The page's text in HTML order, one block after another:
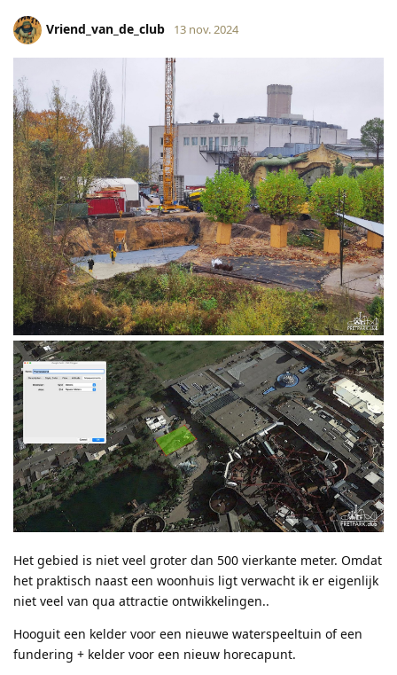
Vriend_van_de_club 13 nov. 2024
Het gebied is niet veel groter dan 500 vierkante meter. Omdat
het praktisch naast een woonhuis ligt verwacht ik er eigenlijk
niet veel van qua attractie ontwikkelingen..
Hooguit een kelder voor een nieuwe waterspeeltuin of een
fundering + kelder voor een nieuw horecapunt.